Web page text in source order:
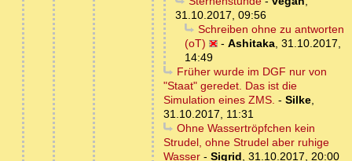
31.10.2017, 09:56
Schreiben ohne zu antworten
(oT)
- Ashitaka, 31.10.2017,
14:49
Früher wurde im DGF nur von
"Staat" geredet. Das ist die
Simulation eines ZMS. - Silke,
31.10.2017, 11:31
Ohne Wassertröpfchen kein
Strudel, ohne Strudel aber ruhige
Wasser - Sigrid, 31.10.2017, 20:00